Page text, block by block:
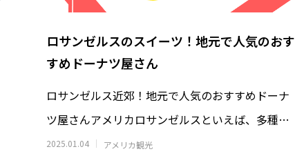
ロサンゼルスのスイーツ！地元で人気のおす
すめドーナツ屋さん
ロサンゼルス近郊！地元で人気のおすすめドーナ
ツ屋さんアメリカロサンゼルスといえば、多種多
様なグルメが楽しめることで有名です！そん
2025.01.04 アメリカ観光